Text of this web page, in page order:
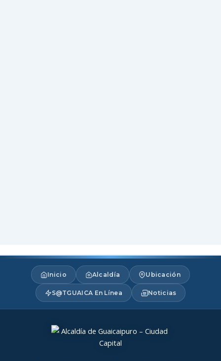
Inicio Alcaldía Ubicación
S@TGUAICA En Línea Noticias